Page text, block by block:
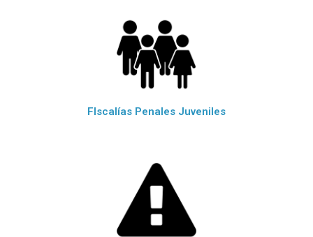
FIscalías Penales Juveniles